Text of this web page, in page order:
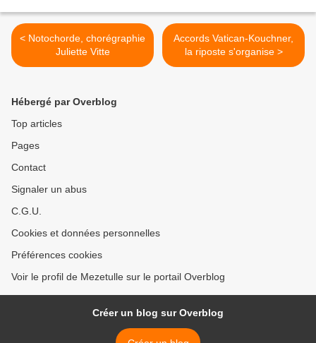
< Notochorde, chorégraphie
Juliette Vitte
Accords Vatican-Kouchner,
la riposte s'organise >
Hébergé par Overblog
Top articles
Pages
Contact
Signaler un abus
C.G.U.
Cookies et données personnelles
Préférences cookies
Voir le profil de Mezetulle sur le portail Overblog
Créer un blog sur Overblog